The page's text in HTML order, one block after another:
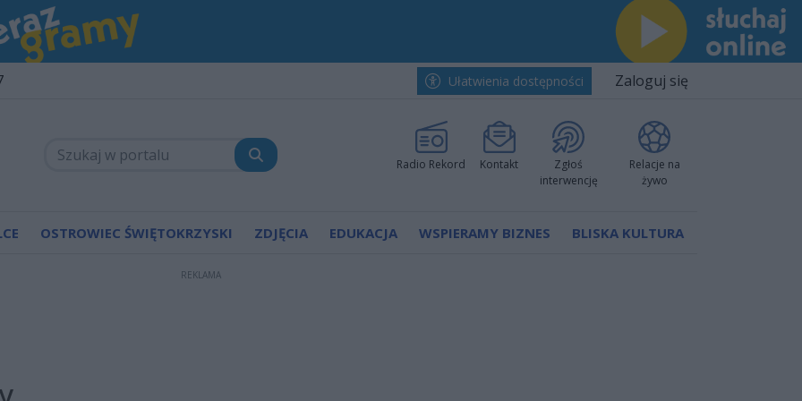
Ułatwienia dostępności Zaloguj się
Radio Rekord Kontakt
Zgłoś
interwencję
Relacje na
żywo
OSTROWIEC ŚWIĘTOKRZYSKI ZDJĘCIA EDUKACJA WSPIERAMY BIZNES BLISKA KULTURA
REKLAMA